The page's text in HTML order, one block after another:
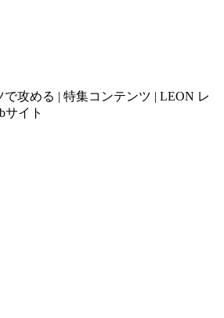
攻める | 特集コンテンツ | LEON レ
サイト